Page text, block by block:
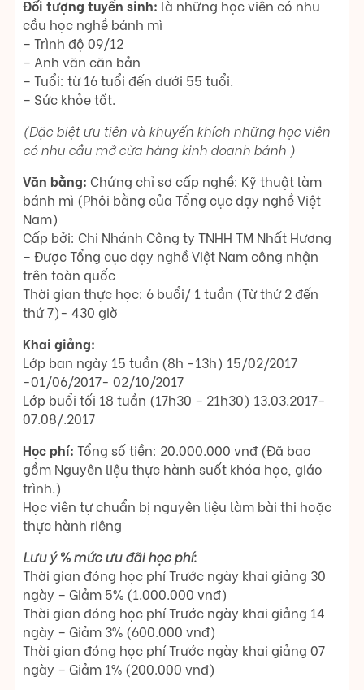
Đối tượng tuyển sinh: là những học viên có nhu
cầu học nghề bánh mì
– Trình độ 09/12
– Anh văn căn bản
– Tuổi: từ 16 tuổi đến dưới 55 tuổi.
– Sức khỏe tốt.
(Đặc biệt ưu tiên và khuyến khích những học viên
có nhu cầu mở cửa hàng kinh doanh bánh )
Văn bằng: Chứng chỉ sơ cấp nghề: Kỹ thuật làm
bánh mì (Phôi bằng của Tổng cục dạy nghề Việt
Nam)
Cấp bởi: Chi Nhánh Công ty TNHH TM Nhất Hương
– Được Tổng cục dạy nghề Việt Nam công nhận
trên toàn quốc
Thời gian thực học: 6 buổi/ 1 tuần (Từ thứ 2 đến
thứ 7)- 430 giờ
Khai giảng:
Lớp ban ngày 15 tuần (8h -13h) 15/02/2017
-01/06/2017- 02/10/2017
Lớp buổi tối 18 tuần (17h30 – 21h30) 13.03.2017-
07.08/.2017
Học phí: Tổng số tiền: 20.000.000 vnđ (Đã bao
gồm Nguyên liệu thực hành suốt khóa học, giáo
trình.)
Học viên tự chuẩn bị nguyên liệu làm bài thi hoặc
thực hành riêng
Lưu ý % mức ưu đãi học phí:
Thời gian đóng học phí Trước ngày khai giảng 30
ngày – Giảm 5% (1.000.000 vnđ)
Thời gian đóng học phí Trước ngày khai giảng 14
ngày – Giảm 3% (600.000 vnđ)
Thời gian đóng học phí Trước ngày khai giảng 07
ngày – Giảm 1% (200.000 vnđ)